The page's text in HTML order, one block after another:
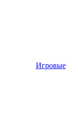
Игровые